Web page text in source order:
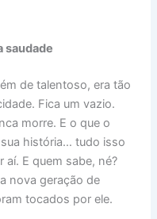
saudade
de talentoso, era tão
Fica um vazio.
morre. E o que o
história… tudo isso
E quem sabe, né?
nova geração de
tocados por ele.